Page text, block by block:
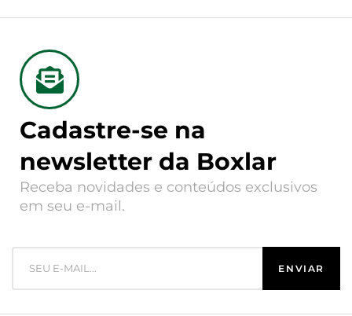
Cadastre-se na
newsletter da Boxlar
Receba novidades e conteúdos exclusivos
em seu e-mail.